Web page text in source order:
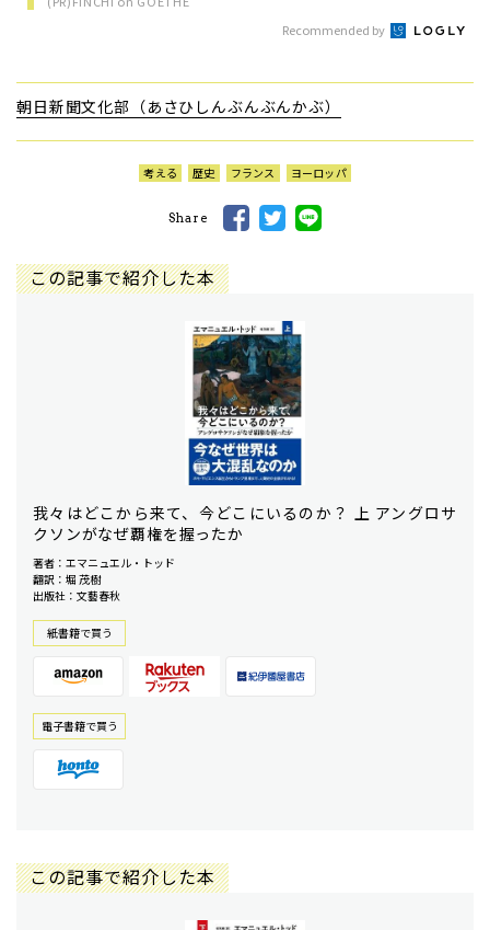
Recommended by
朝日新聞文化部（あさひしんぶんぶんかぶ）
考える 歴史 フランス ヨーロッパ
Share
この記事で紹介した本
我々はどこから来て、今どこにいるのか？ 上 アングロサ
クソンがなぜ覇権を握ったか
著者：エマニュエル・トッド
翻訳：堀 茂樹
出版社：文藝春秋
紙書籍で買う
電⼦書籍で買う
この記事で紹介した本